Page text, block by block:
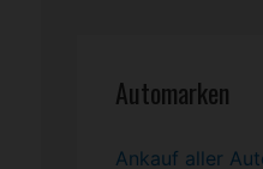
Automarken
Ankauf aller